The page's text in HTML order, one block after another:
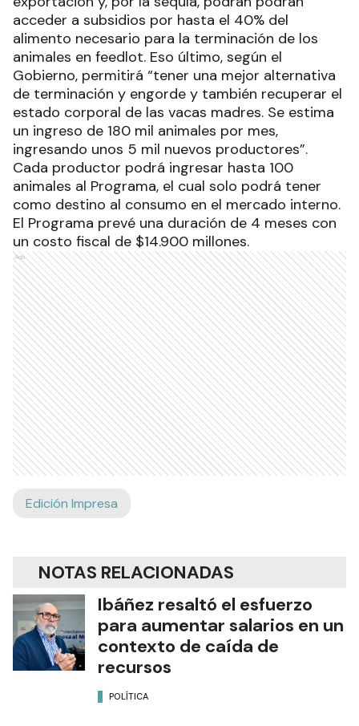
acceder a subsidios por hasta el 40% del
alimento necesario para la terminación de los
animales en feedlot. Eso último, según el
Gobierno, permitirá “tener una mejor alternativa
de terminación y engorde y también recuperar el
estado corporal de las vacas madres. Se estima
un ingreso de 180 mil animales por mes,
ingresando unos 5 mil nuevos productores”.
Cada productor podrá ingresar hasta 100
animales al Programa, el cual solo podrá tener
como destino al consumo en el mercado interno.
El Programa prevé una duración de 4 meses con
un costo fiscal de $14.900 millones.
Ads
Edición Impresa
NOTAS RELACIONADAS
Ibáñez resaltó el esfuerzo
para aumentar salarios en un
contexto de caída de
recursos
POLÍTICA